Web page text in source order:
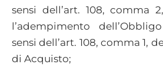
sensi dell’art. 108, comma
l’adempimento
sensi dell’art. 108, comma 1,
di Acquisto;